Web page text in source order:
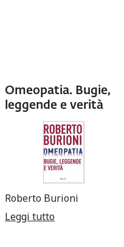
Omeopatia. Bugie,
leggende e verità
Roberto Burioni
Leggi tutto su